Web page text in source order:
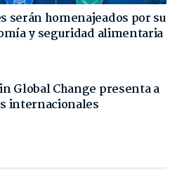
serán homenajeados por su
y seguridad alimentaria
Global Change presenta a
internacionales